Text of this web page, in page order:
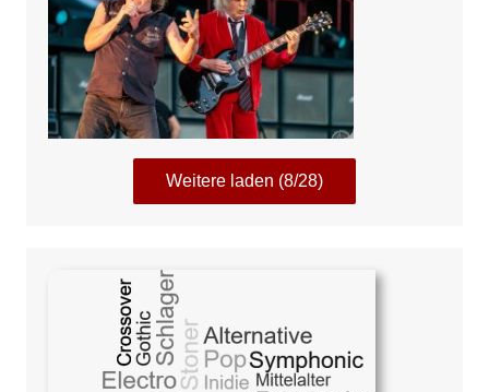
Weitere laden (8/28)